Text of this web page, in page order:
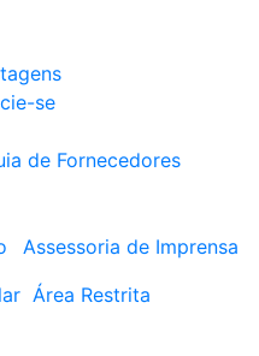
se
de Fornecedores
Assessoria de Imprensa
Área Restrita